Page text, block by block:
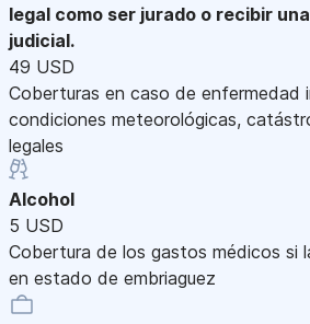
legal como ser jurado o recibir
judicial.
49 USD
Coberturas en caso de enfermedad
condiciones meteorológicas,
legales
Alcohol
5 USD
Cobertura de los gastos médicos si
en estado de embriaguez